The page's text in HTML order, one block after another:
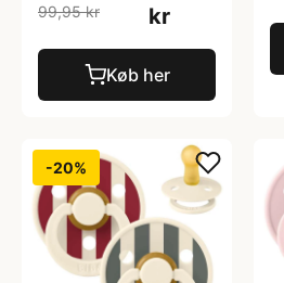
99,95 kr
kr
Køb her
-20%